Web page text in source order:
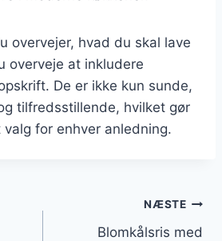
overvejer, hvad du skal lave
overveje at inkludere
De er ikke kun sunde,
tilfredsstillende, hvilket gør
for enhver anledning.
NÆSTE
Blomkålsris med